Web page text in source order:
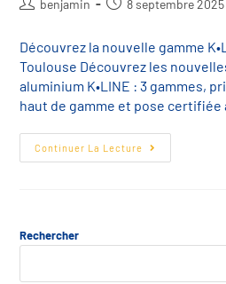
benjamin 8 septembre 2025
Découvrez la nouvelle gamme
Toulouse Découvrez les
aluminium K•LINE : 3 gammes,
haut de gamme et pose certifiée
Continuer La Lecture
Rechercher